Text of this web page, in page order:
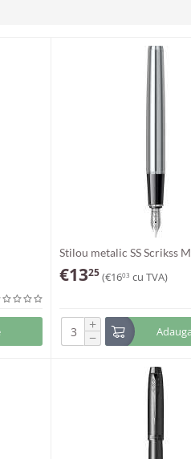
Stilou metalic SS Scrikss
€1325(€1603 cu TVA)
+
−